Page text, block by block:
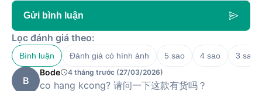
Bảng thông số kỹ thuật chi tiết của Mac
Mini M4 Pro
Với sự ra mắt của Mac Mini M4 Pro,Apple
kể hiệu năng và các tính năng đi kèm, mang đến cho người
Gửi bình luận
Lọc đánh giá theo:
Bình luận Đánh giá có hình ảnh 5 sao 4 sao 3 sao
B
Bode 4 tháng trước (27/03/2026)
co hang kcong? 请问一下这款有货吗？